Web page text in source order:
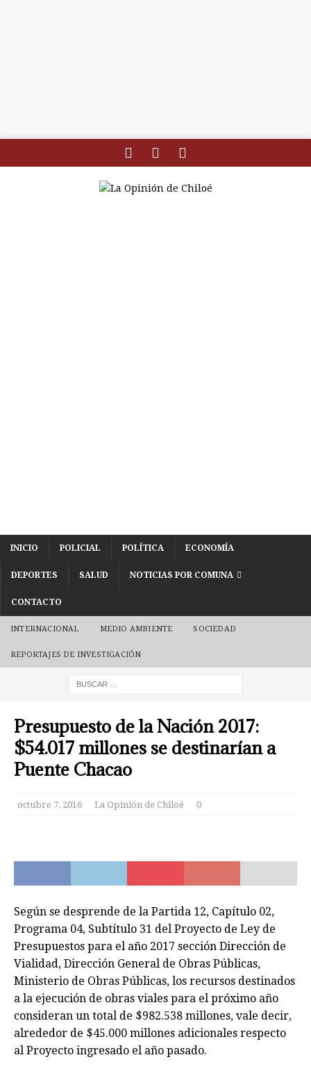
INICIO POLICIAL POLÍTICA ECONOMÍA
DEPORTES SALUD NOTICIAS POR COMUNA
CONTACTO
INTERNACIONAL MEDIO AMBIENTE SOCIEDAD
REPORTAJES DE INVESTIGACIÓN
Presupuesto de la Nación 2017:
$54.017 millones se destinarían a
Puente Chacao
octubre 7, 2016 La Opinión de Chiloé 0
Según se desprende de la Partida 12, Capítulo 02,
Programa 04, Subtítulo 31 del Proyecto de Ley de
Presupuestos para el año 2017 sección Dirección de
Vialidad, Dirección General de Obras Públicas,
Ministerio de Obras Públicas, los recursos destinados
a la ejecución de obras viales para el próximo año
consideran un total de $982.538 millones, vale decir,
alrededor de $45.000 millones adicionales respecto
al Proyecto ingresado el año pasado.